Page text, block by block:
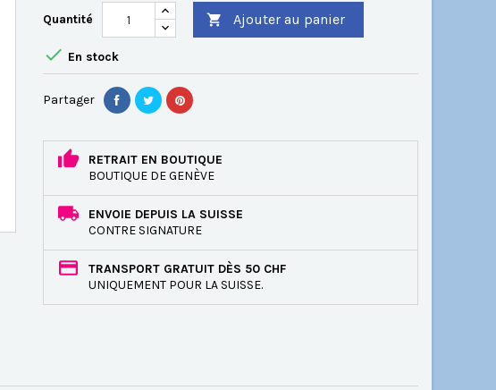
Quantité  Ajouter au panier
 En stock
Partager
RETRAIT EN BOUTIQUE
BOUTIQUE DE GENÈVE
ENVOIE DEPUIS LA SUISSE
CONTRE SIGNATURE
TRANSPORT GRATUIT DÈS 50 CHF
UNIQUEMENT POUR LA SUISSE.